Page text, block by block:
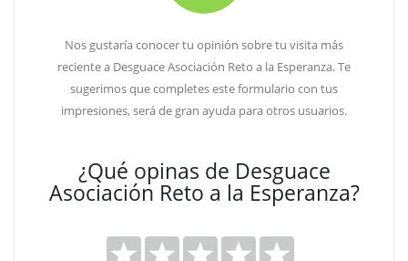
Nos gustaría conocer tu opinión sobre tu visita más
reciente a Desguace Asociación Reto a la Esperanza. Te
sugerimos que completes este formulario con tus
impresiones, será de gran ayuda para otros usuarios.
¿Qué opinas de Desguace
Asociación Reto a la Esperanza?